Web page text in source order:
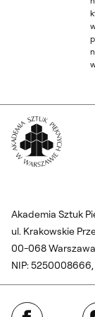
Akademia Sztuk
ul. Krakowskie
00-068 Warszawa
NIP:
Facebook